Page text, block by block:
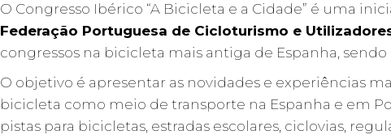
O Congresso Ibérico “A Bicicleta e a Cidade” é uma
Federação Portuguesa de Cicloturismo e
congressos na bicicleta mais antiga de Espanha, sendo
O objetivo é apresentar as novidades e experiências
bicicleta como meio de transporte na Espanha e em
pistas para bicicletas, estradas escolares, ciclovias,